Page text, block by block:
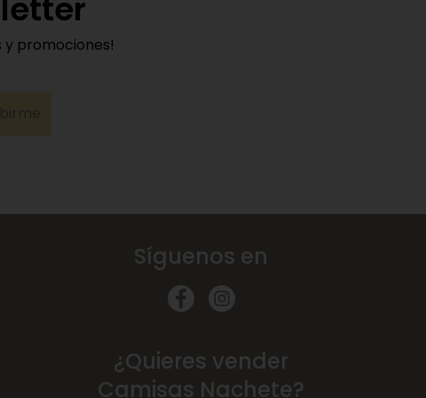
y promociones!
Síguenos en
¿Quieres vender
Camisas Nachete?